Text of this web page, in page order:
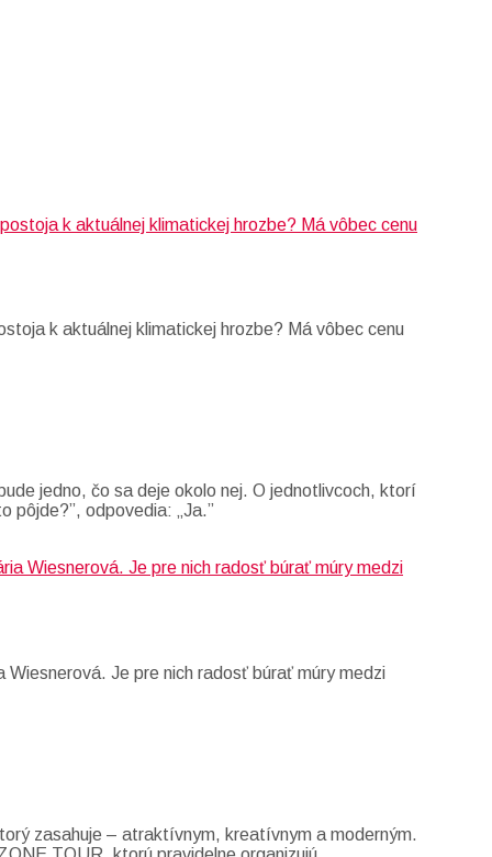
k aktuálnej klimatickej hrozbe? Má vôbec cenu
jedno, čo sa deje okolo nej. O jednotlivcoch, ktorí
pôjde?”, odpovedia: „Ja.”
Je pre nich radosť búrať múry medzi
zasahuje – atraktívnym, kreatívnym a moderným.